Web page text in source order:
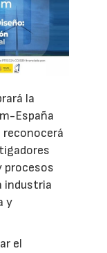
la
España
procesos
industria
y
el